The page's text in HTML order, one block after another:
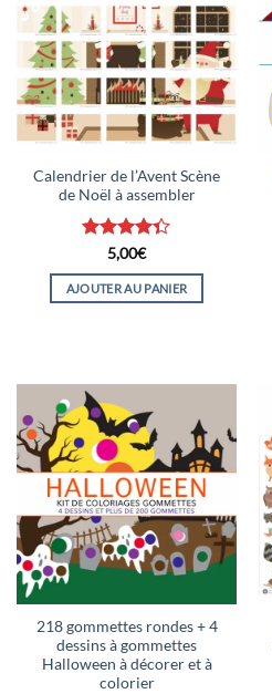
Calendrier de l’Avent Scène
de Noël à assembler
Note4.33
sur 5
5,00€
AJOUTER AU PANIER
218 gommettes rondes + 4
dessins à gommettes
Halloween à décorer et à
colorier